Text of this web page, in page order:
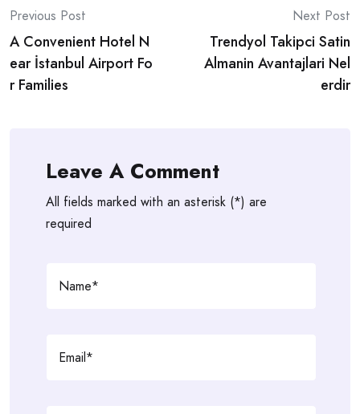
Post
navigation
Previous Post
A Convenient Hotel N
ear İstanbul Airport Fo
r Families
Next Post
Trendyol Takipci Satin
Almanin Avantajlari Nel
erdir
Leave A Comment
All fields marked with an asterisk (*) are
required